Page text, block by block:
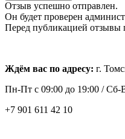
Отзыв успешно отправлен.
Он будет проверен
Перед публикацией отзывы
Ждём вас по адресу: г.
Пн-Пт с 09:00 до 19:00 /Сб-
+7 901 611 42 10